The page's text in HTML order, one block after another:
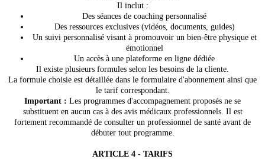
Il inclut :
Des séances de coaching personnalisé
Des ressources exclusives (vidéos, documents, guides)
Un suivi personnalisé visant à promouvoir un bien-être physique et
émotionnel
Un accès à une plateforme en ligne dédiée
Il existe plusieurs formules selon les besoins de la cliente.
La formule choisie est détaillée dans le formulaire d'abonnement ainsi que
le tarif correspondant.
Important : Les programmes d'accompagnement proposés ne se
substituent en aucun cas à des avis médicaux professionnels. Il est
fortement recommandé de consulter un professionnel de santé avant de
débuter tout programme.
ARTICLE 4 - TARIFS